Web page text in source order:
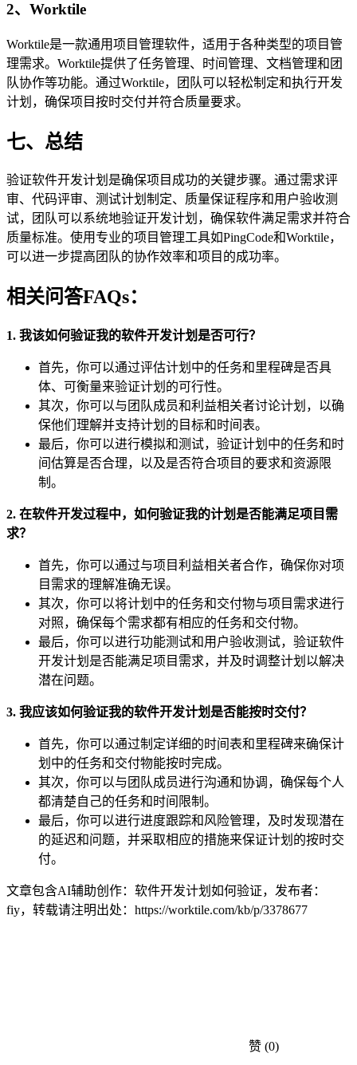
2、Worktile
Worktile是一款通用项目管理软件，适用于各种类型的项目管
理需求。Worktile提供了任务管理、时间管理、文档管理和团
队协作等功能。通过Worktile，团队可以轻松制定和执行开发
计划，确保项目按时交付并符合质量要求。
七、总结
验证软件开发计划是确保项目成功的关键步骤。通过需求评
审、代码评审、测试计划制定、质量保证程序和用户验收测
试，团队可以系统地验证开发计划，确保软件满足需求并符合
质量标准。使用专业的项目管理工具如PingCode和Worktile，
可以进一步提高团队的协作效率和项目的成功率。
相关问答FAQs：
1. 我该如何验证我的软件开发计划是否可行？
首先，你可以通过评估计划中的任务和里程碑是否具
体、可衡量来验证计划的可行性。
其次，你可以与团队成员和利益相关者讨论计划，以确
保他们理解并支持计划的目标和时间表。
最后，你可以进行模拟和测试，验证计划中的任务和时
间估算是否合理，以及是否符合项目的要求和资源限
制。
2. 在软件开发过程中，如何验证我的计划是否能满足项目需
求？
首先，你可以通过与项目利益相关者合作，确保你对项
目需求的理解准确无误。
其次，你可以将计划中的任务和交付物与项目需求进行
对照，确保每个需求都有相应的任务和交付物。
最后，你可以进行功能测试和用户验收测试，验证软件
开发计划是否能满足项目需求，并及时调整计划以解决
潜在问题。
3. 我应该如何验证我的软件开发计划是否能按时交付？
首先，你可以通过制定详细的时间表和里程碑来确保计
划中的任务和交付物能按时完成。
其次，你可以与团队成员进行沟通和协调，确保每个人
都清楚自己的任务和时间限制。
最后，你可以进行进度跟踪和风险管理，及时发现潜在
的延迟和问题，并采取相应的措施来保证计划的按时交
付。
文章包含AI辅助创作：软件开发计划如何验证，发布者：
fiy，转载请注明出处： https://worktile.com/kb/p/3378677
赞 (0)